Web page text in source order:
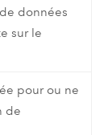
données
sur le
pour ou ne
de